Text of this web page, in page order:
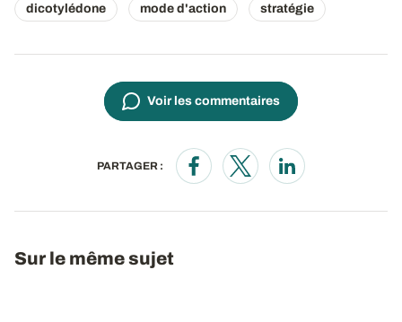
dicotylédone mode d'action stratégie
Voir les commentaires
PARTAGER :
Opens in a new window
Opens in a new window
Opens in a new
Sur le même sujet